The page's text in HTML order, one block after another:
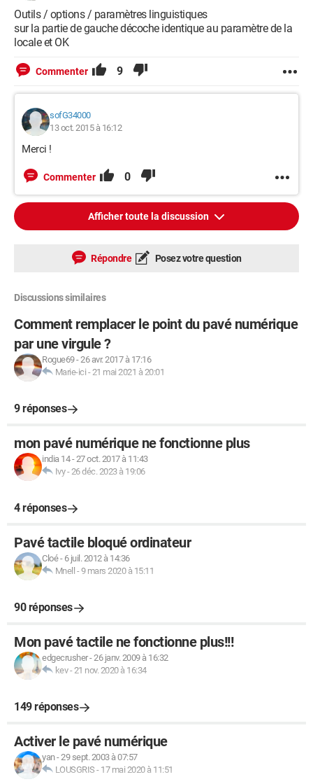
Outils / options / paramètres linguistiques
sur la partie de gauche décoche identique au paramètre de la
locale et OK
Commenter 9
sofG34000
13 oct. 2015 à 16:12
Merci !
Commenter 0
Afficher toute la discussion
Répondre Posez votre question
Discussions similaires
Comment remplacer le point du pavé numérique
par une virgule ?
Rogue69-26 avr. 2017 à 17:16
Marie-ici -21 mai 2021 à 20:01
9 réponses
mon pavé numérique ne fonctionne plus
india 14-27 oct. 2017 à 11:43
Ivy-26 déc. 2023 à 19:06
4 réponses
Pavé tactile bloqué ordinateur
Cloé- 6 juil. 2012 à 14:36
Mnell -9 mars 2020 à 15:11
90 réponses
Mon pavé tactile ne fonctionne plus!!!
edgecrusher-26 janv. 2009 à 16:32
kev-21 nov. 2020 à 16:34
149 réponses
Activer le pavé numérique
yan-29 sept. 2003 à 07:57
LOUSGRIS - 17 mai 2020 à 11:51